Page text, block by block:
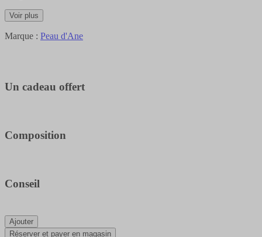
Voir plus
Marque : Peau d'Ane
Un cadeau offert
Composition
Conseil
Ajouter
Réserver et payer en magasin